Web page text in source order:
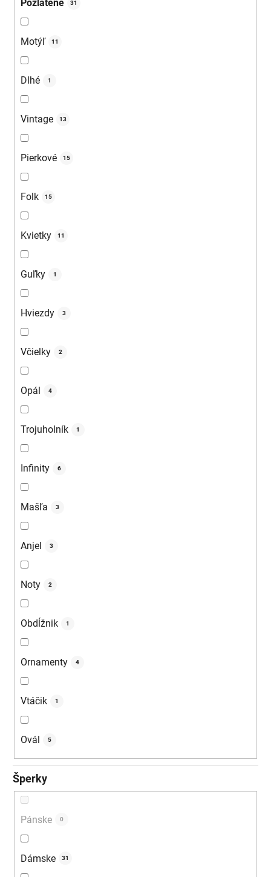
Pozlátené 31
Motýľ 11
Dlhé 1
Vintage 13
Pierkové 15
Folk 15
Kvietky 11
Guľky 1
Hviezdy 3
Včielky 2
Opál 4
Trojuholník 1
Infinity 6
Mašľa 3
Anjel 3
Noty 2
Obdĺžnik 1
Ornamenty 4
Vtáčik 1
Ovál 5
Šperky
Pánske 0
Dámske 31